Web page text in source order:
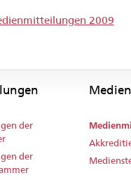
2009
der
der
Medien